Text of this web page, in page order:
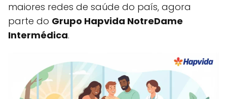
maiores redes de saúde do país, agora
parte do Grupo Hapvida NotreDame
Intermédica.